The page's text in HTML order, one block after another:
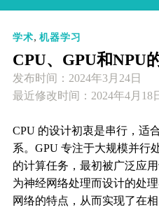
学术, 机器学习
CPU、GPU和NPU
发布时间： 2024年3月24日
最近修改时间：2024年4月18
CPU 的设计初衷是串行，适
系。GPU 专注于大规模并行
的计算任务，最初被广泛应
为神经网络处理而设计的处
网络的特点，从而实现了在